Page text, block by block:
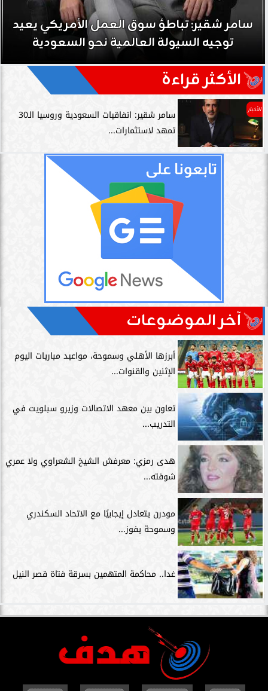
سامر شقير: تباطؤ سوق العمل الأمريكي يعيد
توجيه السيولة العالمية نحو السعودية
الأكثر قراءة
الأخبار
سامر شقير: اتفاقيات السعودية وروسيا الـ30
تمهد لاستثمارات...
آخر الموضوعات
أبرزها الأهلي وسموحة، مواعيد مباريات اليوم
الإثنين والقنوات...
تعاون بين معهد الاتصالات وزيرو سبلويت في
التدريب...
هدى رمزي: معرفش الشيخ الشعراوي ولا عمري
شوفته...
مودرن يتعادل إيجابيًا مع الاتحاد السكندري
وسموحة يفوز...
غدا.. محاكمة المتهمين بسرقة فتاة قصر النيل